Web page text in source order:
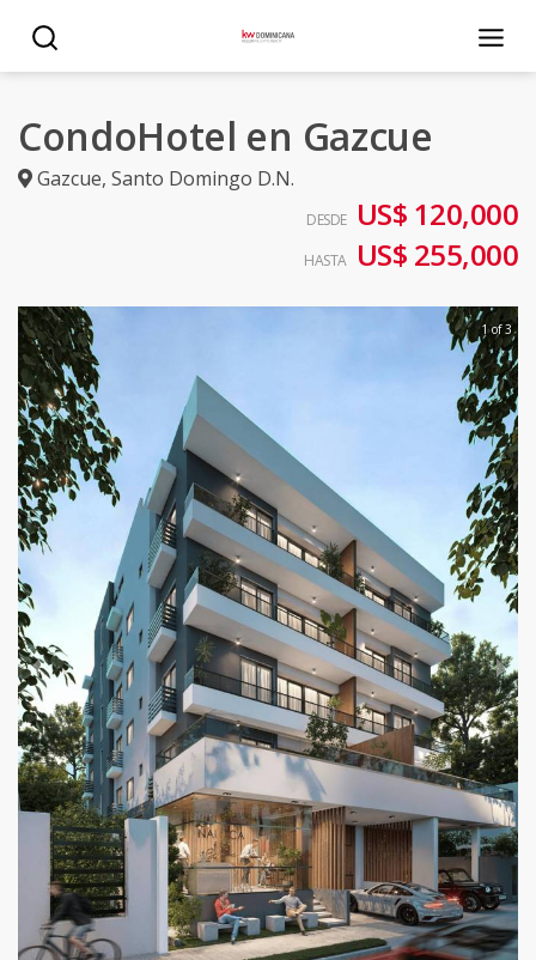
CondoHotel en Gazcue
Gazcue, Santo Domingo D.N.
DESDE US$ 120,000
HASTA US$ 255,000
1 of 3